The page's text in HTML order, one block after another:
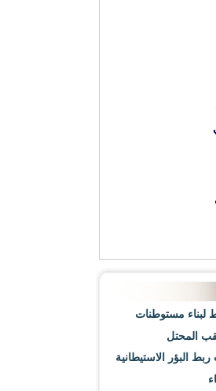
لبناء مستوطنات
المحتل
ربط البؤر الاستيطانية